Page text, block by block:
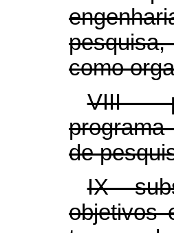
como
VIII -
de
IX -
objetivos